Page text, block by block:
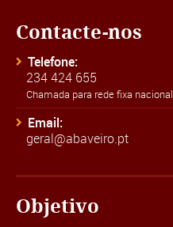
Contacte-nos
Telefone:
234 424 655
Chamada para rede fixa nacional
Email:
geral@abaveiro.pt
Objetivo